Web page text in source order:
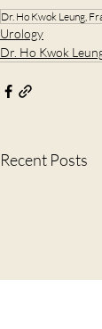
Dr. Ho Kwok Leung,
Urology
Dr. Ho Kwok
Recent Posts